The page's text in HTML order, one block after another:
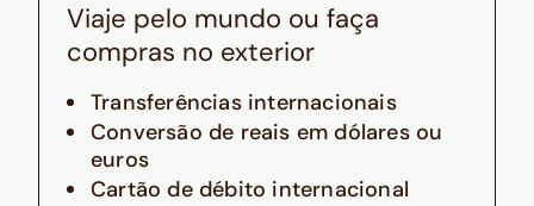
Viaje pelo mundo ou faça
compras no exterior
Transferências internacionais
Conversão de reais em dólares ou
euros
Cartão de débito internacional